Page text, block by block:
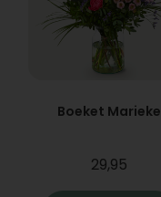
Boeket Marieke
29,95